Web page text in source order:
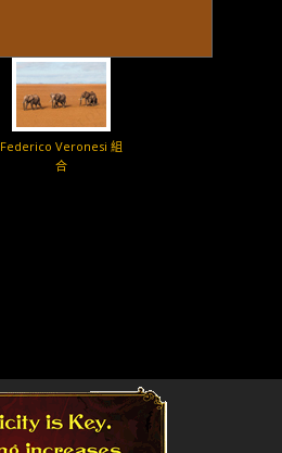
Federico Veronesi 組
合